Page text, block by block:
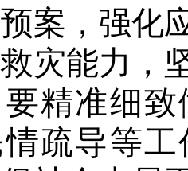
案，强化
灾能力，
精准细
疏导等